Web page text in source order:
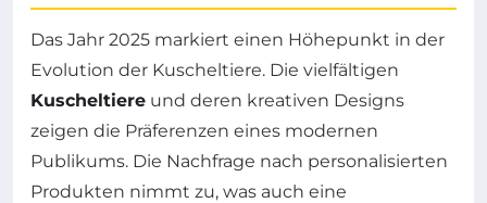
Das Jahr 2025 markiert einen Höhepunkt in der
Evolution der Kuscheltiere. Die vielfältigen
Kuscheltiere und deren kreativen Designs
zeigen die Präferenzen eines modernen
Publikums. Die Nachfrage nach personalisierten
Produkten nimmt zu, was auch eine